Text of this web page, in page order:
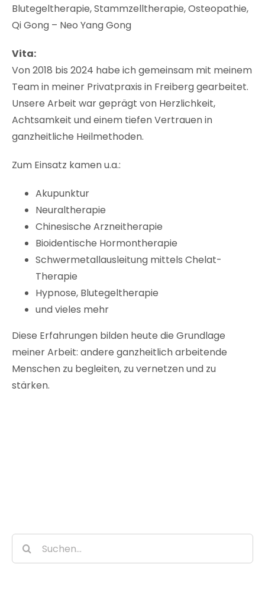
Blutegeltherapie, Stammzelltherapie, Osteopathie,
Qi Gong – Neo Yang Gong
Vita:
Von 2018 bis 2024 habe ich gemeinsam mit meinem
Team in meiner Privatpraxis in Freiberg gearbeitet.
Unsere Arbeit war geprägt von Herzlichkeit,
Achtsamkeit und einem tiefen Vertrauen in
ganzheitliche Heilmethoden.
Zum Einsatz kamen u.a.:
Akupunktur
Neuraltherapie
Chinesische Arzneitherapie
Bioidentische Hormontherapie
Schwermetallausleitung mittels Chelat-
Therapie
Hypnose, Blutegeltherapie
und vieles mehr
Diese Erfahrungen bilden heute die Grundlage
meiner Arbeit: andere ganzheitlich arbeitende
Menschen zu begleiten, zu vernetzen und zu
stärken.
Suche
nach: